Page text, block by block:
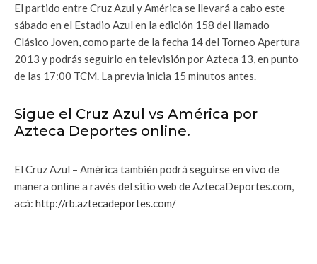
El partido entre Cruz Azul y América se llevará a cabo este
sábado en el Estadio Azul en la edición 158 del llamado
Clásico Joven, como parte de la fecha 14 del Torneo Apertura
2013 y podrás seguirlo en televisión por Azteca 13, en punto
de las 17:00 TCM. La previa inicia 15 minutos antes.
Sigue el Cruz Azul vs América por
Azteca Deportes online.
El Cruz Azul – América también podrá seguirse en vivo de
manera online a ravés del sitio web de AztecaDeportes.com,
acá: http://rb.aztecadeportes.com/